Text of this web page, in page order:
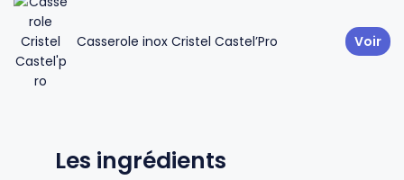
Casserole inox Cristel Castel’Pro Voir
Les ingrédients